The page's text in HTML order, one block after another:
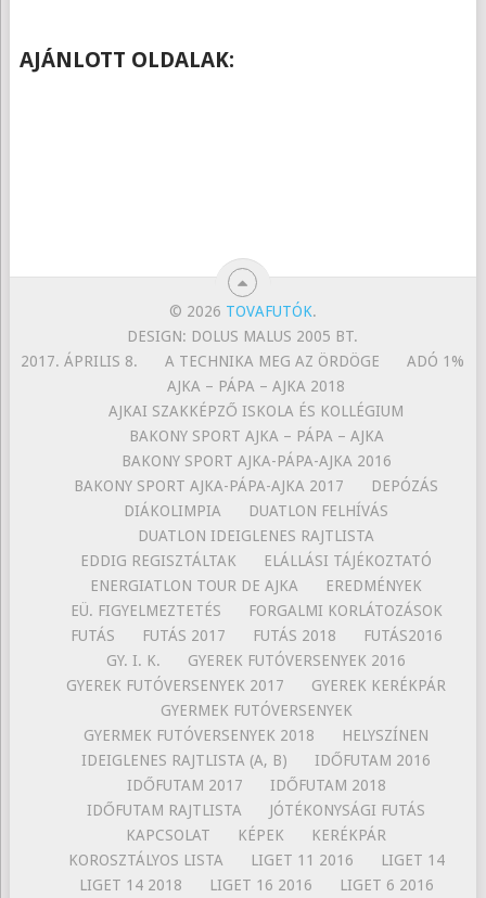
AJÁNLOTT OLDALAK:
© 2026 TOVAFUTÓK.
DESIGN: DOLUS MALUS 2005 BT.
2017. ÁPRILIS 8.
A TECHNIKA MEG AZ ÖRDÖGE
ADÓ 1%
AJKA – PÁPA – AJKA 2018
AJKAI SZAKKÉPZŐ ISKOLA ÉS KOLLÉGIUM
BAKONY SPORT AJKA – PÁPA – AJKA
BAKONY SPORT AJKA-PÁPA-AJKA 2016
BAKONY SPORT AJKA-PÁPA-AJKA 2017
DEPÓZÁS
DIÁKOLIMPIA
DUATLON FELHÍVÁS
DUATLON IDEIGLENES RAJTLISTA
EDDIG REGISZTÁLTAK
ELÁLLÁSI TÁJÉKOZTATÓ
ENERGIATLON TOUR DE AJKA
EREDMÉNYEK
EÜ. FIGYELMEZTETÉS
FORGALMI KORLÁTOZÁSOK
FUTÁS
FUTÁS 2017 FUTÁS 2018
FUTÁS2016
GY. I. K.
GYEREK FUTÓVERSENYEK 2016
GYEREK FUTÓVERSENYEK 2017
GYEREK KERÉKPÁR
GYERMEK FUTÓVERSENYEK
GYERMEK FUTÓVERSENYEK 2018
HELYSZÍNEN
IDEIGLENES RAJTLISTA (A, B)
IDŐFUTAM 2016
IDŐFUTAM 2017
IDŐFUTAM 2018
IDŐFUTAM RAJTLISTA
JÓTÉKONYSÁGI FUTÁS
KAPCSOLAT
KÉPEK
KERÉKPÁR
KOROSZTÁLYOS LISTA
LIGET 11 2016
LIGET 14
LIGET 14 2018
LIGET 16 2016
LIGET 6 2016